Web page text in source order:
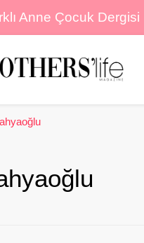
Anne Çocuk Dergisi
Life